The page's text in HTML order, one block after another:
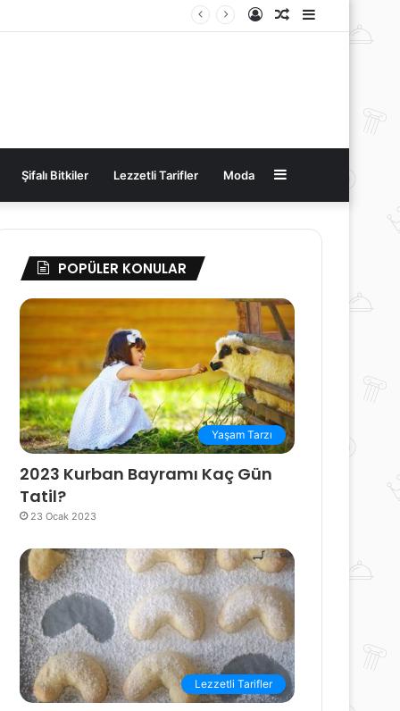
Kenar
Bölmesi
Rastgele
Kayıt
Şifalı Bitkiler Lezzetli Tarifler Moda Kenar
Bölmesi
POPÜLER KONULAR
Yaşam Tarzı
2023 Kurban Bayramı Kaç Gün
Tatil?
23 Ocak 2023
Lezzetli Tarifler